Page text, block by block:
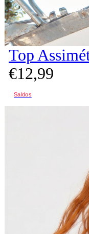
Top
€12,99
Saldos